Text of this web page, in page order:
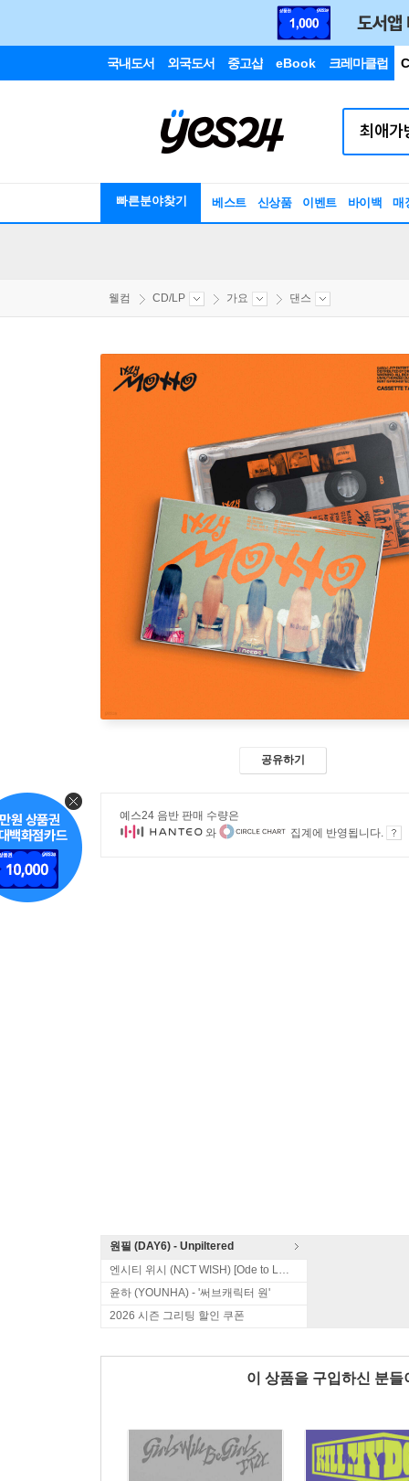
국내도서 외국도서 중고샵 eBook 크레마클럽
빠른분야찾기 베스트 신상품 이벤트 바이백 매
웰컴 CD/LP 가요 댄스
공유하기
예스24 음반 판매 수량은
와
집계에 반영됩니다.
원필 (DAY6) - Unpiltered
엔시티 위시 (NCT WISH) [Ode to Love]
윤하 (YOUNHA) - '써브캐릭터 원'
2026 시즌 그리팅 할인 쿠폰
이 상품을 구입하신 분